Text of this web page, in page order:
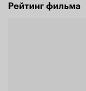
Рейтинг фильма